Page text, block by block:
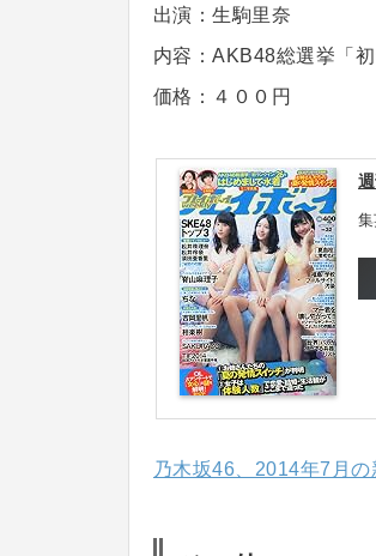
出演：生駒里奈
内容：AKB48総選挙「
価格：４００円
乃木坂46、2014年7月